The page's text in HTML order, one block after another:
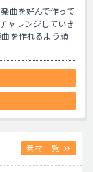
曲を好んで作って
ャレンジしていき
を作れるよう頑
素材一覧